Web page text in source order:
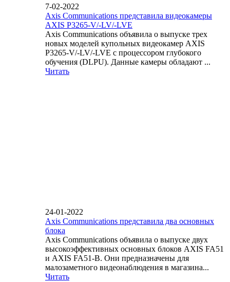
7-02-2022
Axis Communications представила видеокамеры
AXIS P3265-V/-LV/-LVE
Axis Communications объявила о выпуске трех
новых моделей купольных видеокамер AXIS
P3265-V/-LV/-LVE с процессором глубокого
обучения (DLPU). Данные камеры обладают ...
Читать
24-01-2022
Axis Communications представила два основных
блока
Axis Communications объявила о выпуске двух
высокоэффективных основных блоков AXIS FA51
и AXIS FA51-B. Они предназначены для
малозаметного видеонаблюдения в магазина...
Читать